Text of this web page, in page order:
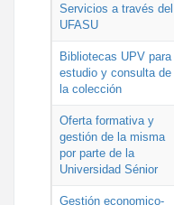
Servicios a través del
UFASU
Bibliotecas UPV para
estudio y consulta de
la colección
Oferta formativa y
gestión de la misma
por parte de la
Universidad Sénior
Gestión economico-